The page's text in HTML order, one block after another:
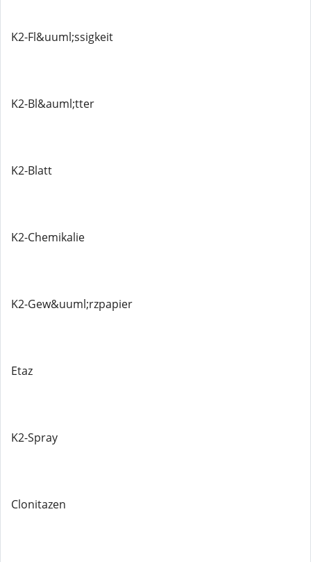
K2-Fl&uuml;ssigkeit
K2-Bl&auml;tter
K2-Blatt
K2-Chemikalie
K2-Gew&uuml;rzpapier
Etaz
K2-Spray
Clonitazen